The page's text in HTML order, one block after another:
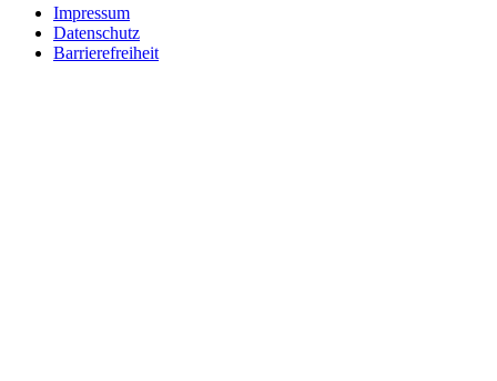
Impressum
Datenschutz
Barrierefreiheit